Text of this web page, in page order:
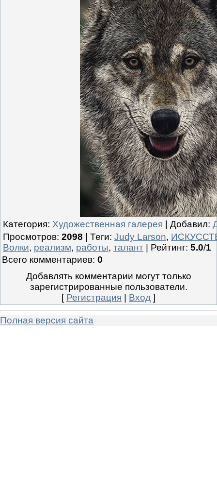
Категория: Художественная галерея Добавил:
Просмотров: 2098 Теги: Judy Larson,
Волки, реализм, работы, талант Рейтинг: 5.0/1
Всего комментариев: 0
Добавлять комментарии могут только
зарегистрированные пользователи.
[ Регистрация Вход ]
Полная версия сайта